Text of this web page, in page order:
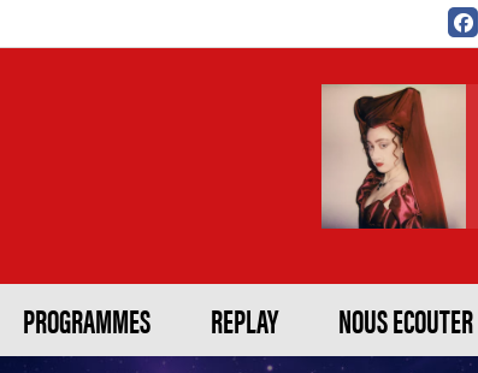
PROGRAMMES REPLAY NOUS ECOUTER